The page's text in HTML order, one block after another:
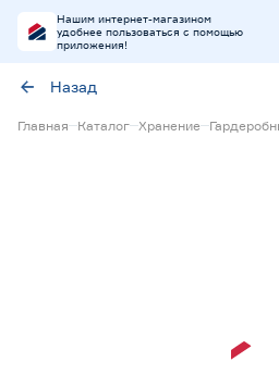
Нашим интернет-магазином
удобнее пользоваться с помощью
приложения!
Назад
Главная Каталог Хранение